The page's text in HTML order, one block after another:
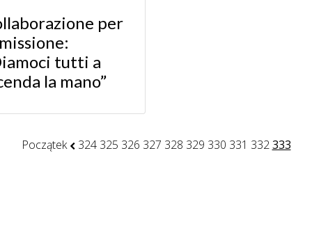
per
tutti a
la mano”
Początek 324 325 326 327 328 329 330 331 332 333